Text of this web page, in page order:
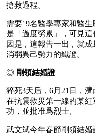
搶救過程。
需要19名醫學專家和醫
是「過度勞累」，可見
因是，這報告一出，就成
消弱異己勢力的鐵證。
◎ 剛領結婚證
猝死3天后，6月21日，
在抗震救災第一線的某
功，並批准爲烈士。
武文斌今年春節剛領結